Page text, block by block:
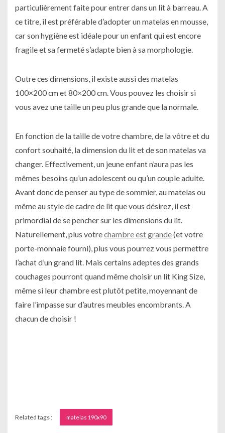
particulièrement faite pour entrer dans un lit à barreau. A
ce titre, il est préférable d’adopter un matelas en mousse,
car son hygiène est idéale pour un enfant qui est encore
fragile et sa fermeté s’adapte bien à sa morphologie.
Outre ces dimensions, il existe aussi des matelas
100×200 cm et 80×200 cm. Vous pouvez les choisir si
vous avez une taille un peu plus grande que la normale.
En fonction de la taille de votre chambre, de la vôtre et du
confort souhaité, la dimension du lit et de son matelas va
changer. Effectivement, un jeune enfant n’aura pas les
mêmes besoins qu’un adolescent ou qu’un couple adulte.
Avant donc de penser au type de sommier, au matelas ou
même au style de cadre de lit que vous désirez, il est
primordial de se pencher sur les dimensions du lit.
Naturellement, plus votrechambre est grande(et votre
porte-monnaie fourni), plus vous pourrez vous permettre
l’achat d’un grand lit. Mais certains adeptes des grands
couchages pourront quand même choisir un lit King Size,
même si leur chambre est plutôt petite, moyennant de
faire l’impasse sur d’autres meubles encombrants. A
chacun de choisir !
Related tags : matelas 190x90